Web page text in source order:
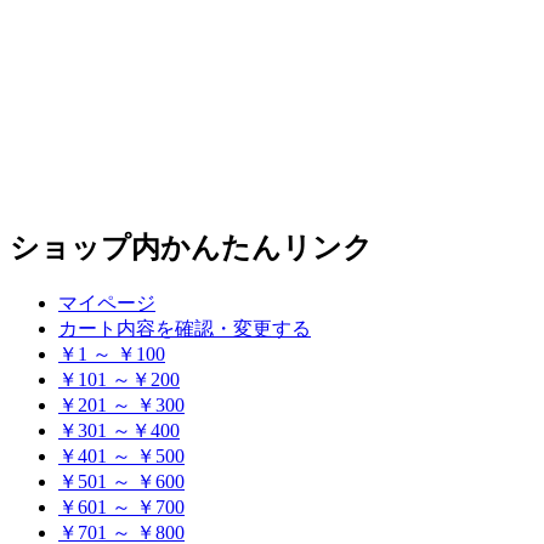
ショップ内かんたんリンク
マイページ
カート内容を確認・変更する
￥1 ～ ￥100
￥101 ～￥200
￥201 ～ ￥300
￥301 ～￥400
￥401 ～ ￥500
￥501 ～ ￥600
￥601 ～ ￥700
￥701 ～ ￥800